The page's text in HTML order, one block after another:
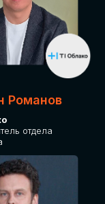
на почту
Романов
отдела